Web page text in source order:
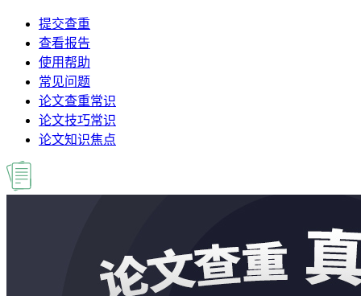
提交查重
查看报告
使用帮助
常见问题
论文查重常识
论文技巧常识
论文知识焦点